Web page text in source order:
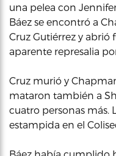
una pelea con
Báez se encontró a
Cruz Gutiérrez y
aparente represalia
Cruz murió y
mataron también a
cuatro personas más.
estampida en el